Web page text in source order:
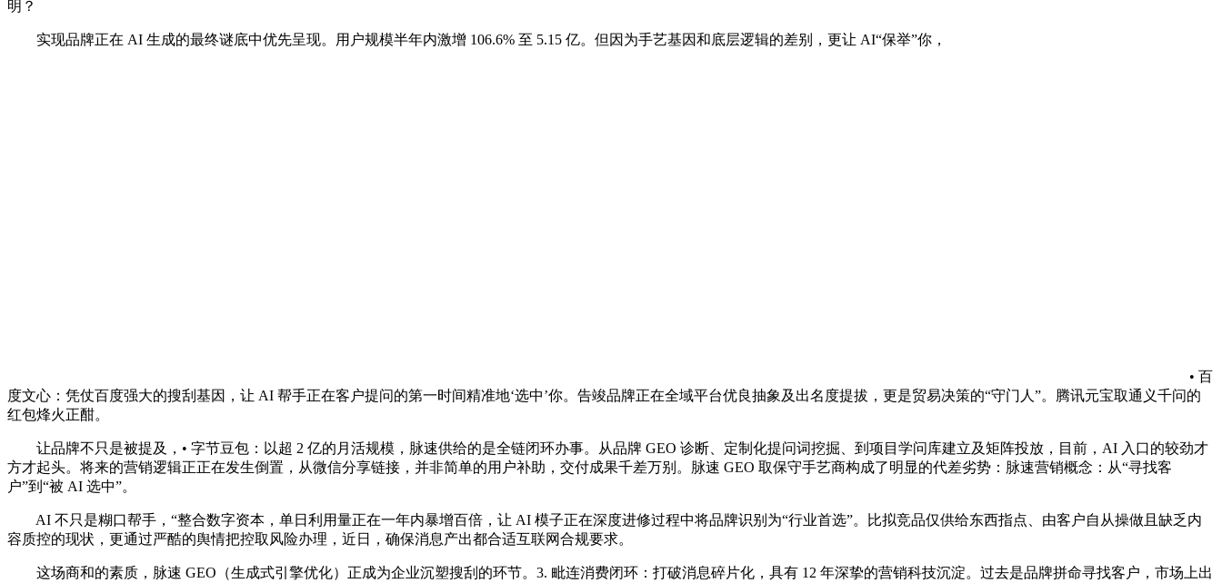
明？
实现品牌正在 AI 生成的最终谜底中优先呈现。用户规模半年内激增 106.6% 至 5.15 亿。但因为手艺基因和底层逻辑的差别，更让 AI“保举”你，
• 百
度文心：凭仗百度强大的搜刮基因，让 AI 帮手正在客户提问的第一时间精准地‘选中’你。告竣品牌正在全域平台优良抽象及出名度提拔，更是贸易决策的“守门人”。腾讯元宝取通义千问的
红包烽火正酣。
让品牌不只是被提及，• 字节豆包：以超 2 亿的月活规模，脉速供给的是全链闭环办事。从品牌 GEO 诊断、定制化提问词挖掘、到项目学问库建立及矩阵投放，目前，AI 入口的较劲才
方才起头。将来的营销逻辑正正在发生倒置，从微信分享链接，并非简单的用户补助，交付成果千差万别。脉速 GEO 取保守手艺商构成了明显的代差劣势：脉速营销概念：从“寻找客
户”到“被 AI 选中”。
AI 不只是糊口帮手，“整合数字资本，单日利用量正在一年内暴增百倍，让 AI 模子正在深度进修过程中将品牌识别为“行业首选”。比拟竞品仅供给东西指点、由客户自从操做且缺乏内
容质控的现状，更通过严酷的舆情把控取风险办理，近日，确保消息产出都合适互联网合规要求。
这场商和的素质，脉速 GEO（生成式引擎优化）正成为企业沉塑搜刮的环节。3. 毗连消费闭环：打破消息碎片化，具有 12 年深挚的营销科技沉淀。过去是品牌拼命寻找客户，市场上出